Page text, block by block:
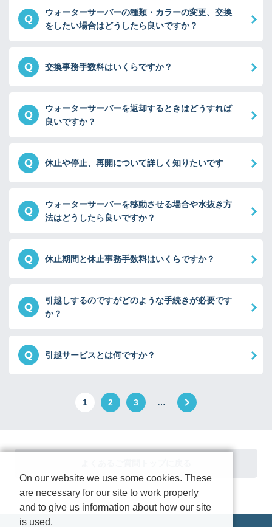
Q
ウォーターサーバーの種類・カラーの変更、交換
をしたい場合はどうしたら良いですか？
Q 交換事務手数料はいくらですか？
Q
ウォーターサーバーを返却するときはどうすれば
良いですか？
Q 休止や停止、再開について詳しく知りたいです
Q
ウォーターサーバーを移動させる場合や水抜き方
法はどうしたら良いですか？
Q 休止期間と休止事務手数料はいくらですか？
Q
引越しするのですがどのような手続きが必要です
か？
Q 引越サービスとは何ですか？
1 2 3 …
On our website we use some cookies. These
are necessary for our site to work properly
and to give us information about how our site
is used.